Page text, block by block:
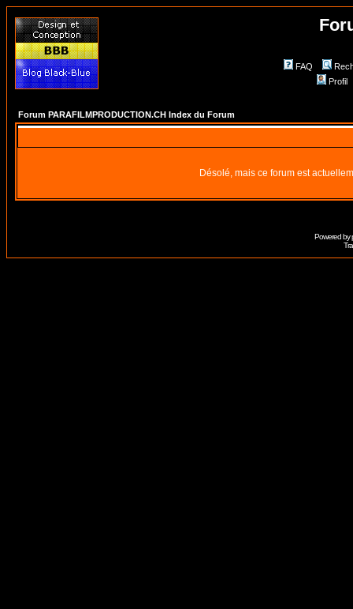
FAQ
Profil
Forum PARAFILMPRODUCTION.CH Index du Forum
Désolé, mais ce forum est
Powered by